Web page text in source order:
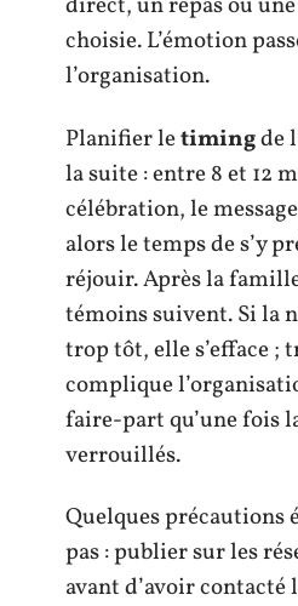
choisie. L’émotion
l’organisation.
Planifier letimingde
la suite : entre 8 et 12
célébration, le
alors le temps de s’y
réjouir. Après la
témoins suivent. Si la
trop tôt, elle s’efface ;
complique
faire-part qu’une fois
verrouillés.
Quelques précautions
pas : publier sur les
avant d’avoir contacté